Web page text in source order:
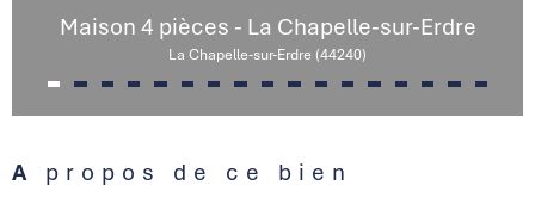
Maison 4 pièces - La Chapelle-sur-Erdre
La Chapelle-sur-Erdre (44240)
A propos de ce bien